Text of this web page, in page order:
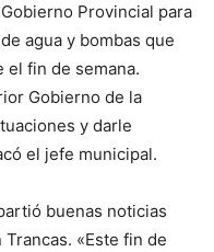
Provincial para
agua y bombas que
el fin de semana.
Gobierno de la
y darle
el jefe municipal.
buenas noticias
«Este fin de